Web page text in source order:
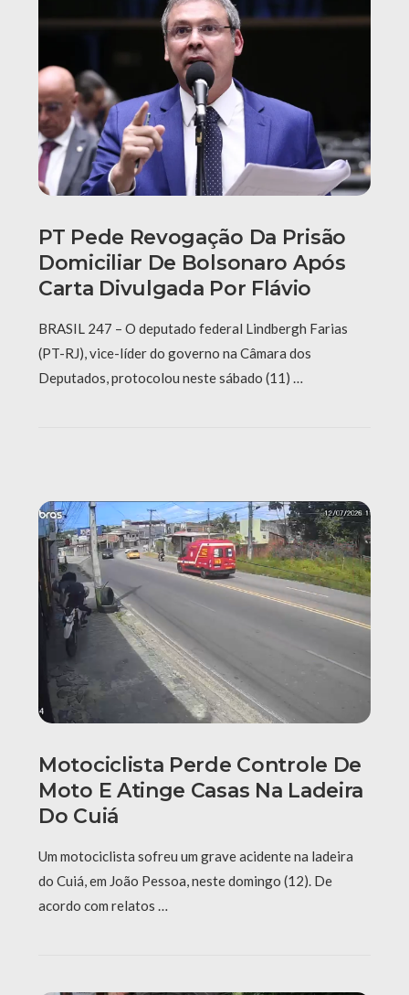
PT Pede Revogação Da Prisão
Domiciliar De Bolsonaro Após
Carta Divulgada Por Flávio
BRASIL 247 – O deputado federal Lindbergh Farias
(PT-RJ), vice-líder do governo na Câmara dos
Deputados, protocolou neste sábado (11) …
Motociclista Perde Controle De
Moto E Atinge Casas Na Ladeira
Do Cuiá
Um motociclista sofreu um grave acidente na ladeira
do Cuiá, em João Pessoa, neste domingo (12). De
acordo com relatos …